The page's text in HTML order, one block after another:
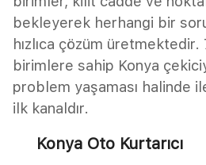
bekleyerek herhangi bir
hızlıca çözüm üretmektedir.
birimlere sahip Konya
problem yaşaması halinde
ilk kanaldır.
Konya Oto Kurtarıcı